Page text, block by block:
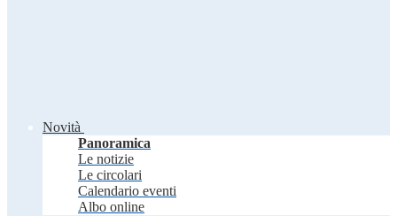
Novità
Panoramica
Le notizie
Le circolari
Calendario eventi
Albo online